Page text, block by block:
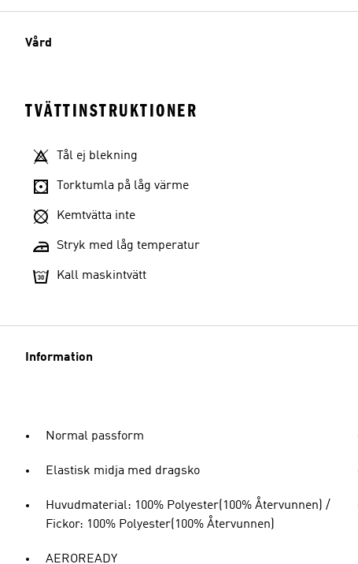
Vård
TVÄTTINSTRUKTIONER
Tål ej blekning
Torktumla på låg värme
Kemtvätta inte
Stryk med låg temperatur
Kall maskintvätt
Information
Normal passform
Elastisk midja med dragsko
Huvudmaterial: 100% Polyester(100% Återvunnen) /
Fickor: 100% Polyester(100% Återvunnen)
AEROREADY